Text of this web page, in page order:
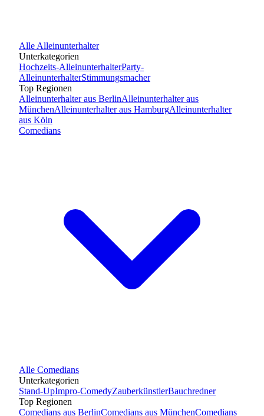
Alle Alleinunterhalter
Unterkategorien
Hochzeits-AlleinunterhalterParty-
AlleinunterhalterStimmungsmacher
Top Regionen
Alleinunterhalteraus BerlinAlleinunterhalteraus
MünchenAlleinunterhalteraus HamburgAlleinunterhalter
aus Köln
Comedians
Alle Comedians
Unterkategorien
Stand-UpImpro-ComedyZauberkünstlerBauchredner
Top Regionen
Comedians aus BerlinComedians aus MünchenComedians